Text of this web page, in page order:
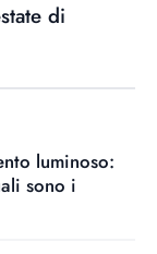
di
luminoso:
sono i